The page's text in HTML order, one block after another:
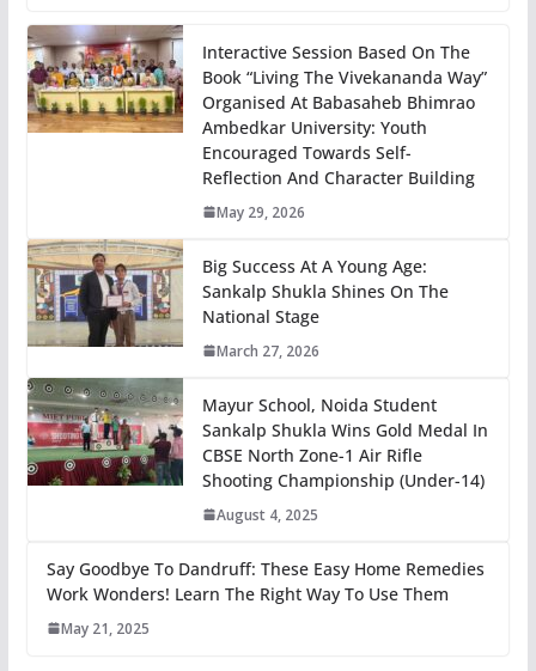
Interactive Session Based On The
Book “Living The Vivekananda Way”
Organised At Babasaheb Bhimrao
Ambedkar University: Youth
Encouraged Towards Self-
Reflection And Character Building
May 29, 2026
Big Success At A Young Age:
Sankalp Shukla Shines On The
National Stage
March 27, 2026
Mayur School, Noida Student
Sankalp Shukla Wins Gold Medal In
CBSE North Zone-1 Air Rifle
Shooting Championship (Under-14)
August 4, 2025
Say Goodbye To Dandruff: These Easy Home Remedies
Work Wonders! Learn The Right Way To Use Them
May 21, 2025